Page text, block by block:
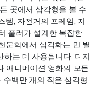
곳에서 삼각형을 볼 수
템, 자전거의 프레임, 지
풀러가 설계한 복잡한
문학에서 삼각화는 먼 별
는 데 사용됩니다. 디지
애니메이션 영화의 모든
백만 개의 작은 삼각형